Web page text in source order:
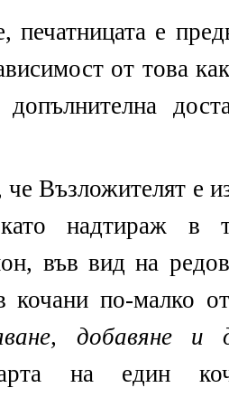
печатницата е
от това
Възложителят е
надтираж в
във вид на
кочани по-малко
добавяне и
на един